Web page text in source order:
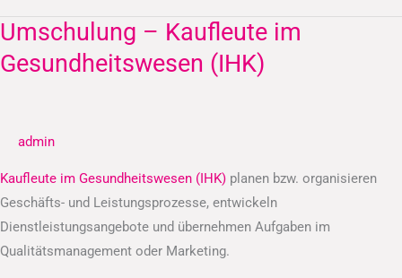
Umschulung – Kaufleute im
Gesundheitswesen (IHK)
admin
Kaufleute im Gesundheitswesen (IHK) planen bzw. organisieren
Geschäfts- und Leistungsprozesse, entwickeln
Dienstleistungsangebote und übernehmen Aufgaben im
Qualitätsmanagement oder Marketing.
Umschulung
–
Kaufleute
(IHK)